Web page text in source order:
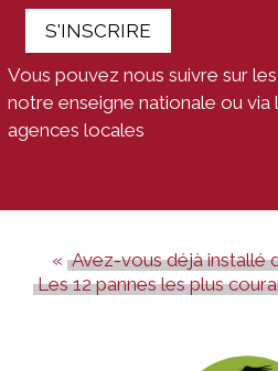
S'INSCRIRE
Vous pouvez nous suivre sur
notre enseigne nationale ou
agences locales
Avez-vous déjà installé
Les 12 pannes les plus